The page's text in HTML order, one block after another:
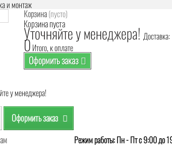
и монтаж
Корзина(пусто)
Корзина пуста
Уточняйте у менеджера! Доставка:
0 Итого, к оплате
Оформить заказ
у менеджера!
Оформить заказ
Режим работы: Пн - Пт с 9:00 до